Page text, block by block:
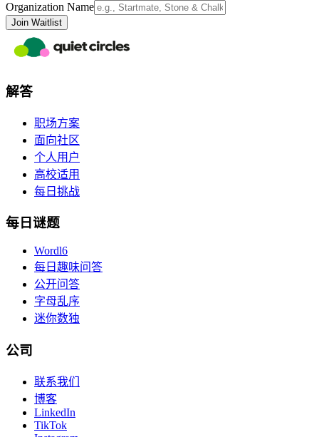
Organization Name
Join Waitlist
解答
职场方案
面向社区
个人用户
高校适用
每日挑战
每日谜题
Wordl6
每日趣味问答
公开问答
字母乱序
迷你数独
公司
联系我们
博客
LinkedIn
TikTok